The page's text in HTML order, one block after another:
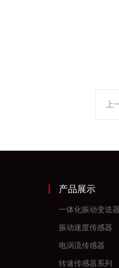
上
产品展示
一体化振动变送
振动速度传感器
电涡流传感器
转速传感器系列